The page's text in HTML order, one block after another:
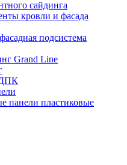
сайдинга
кровли и фасада
подсистема
Grand Line
ДПК
панели пластиковые